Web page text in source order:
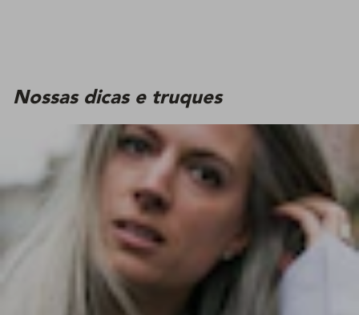
Nossas dicas e truques